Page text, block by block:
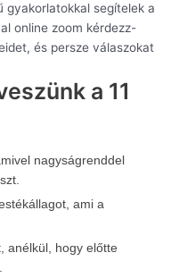
gyakorlatokkal segítelek a
online zoom kérdezz-
és persze válaszokat
a 11
nagyságrenddel
ami a
anélkül, hogy előtte